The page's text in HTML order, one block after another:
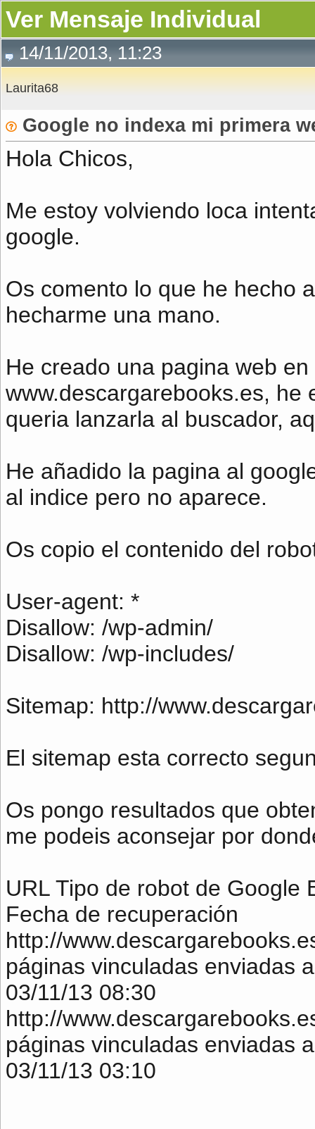
Ver Mensaje Individual
14/11/2013, 11:23
Laurita68
Google no indexa mi primera
Hola Chicos,
Me estoy volviendo loca
google.
Os comento lo que he hecho
hecharme una mano.
He creado una pagina web
www.descargarebooks.es, he
queria lanzarla al buscador,
He añadido la pagina al
al indice pero no aparece.
Os copio el contenido del
User-agent: *
Disallow: /wp-admin/
Disallow: /wp-includes/
Sitemap: http://
El sitemap esta correcto
Os pongo resultados que
me podeis aconsejar por
URL Tipo de robot de Google
Fecha de recuperación
http://
páginas vinculadas enviadas
03/11/13 08:30
http://
páginas vinculadas enviadas
03/11/13 03:10